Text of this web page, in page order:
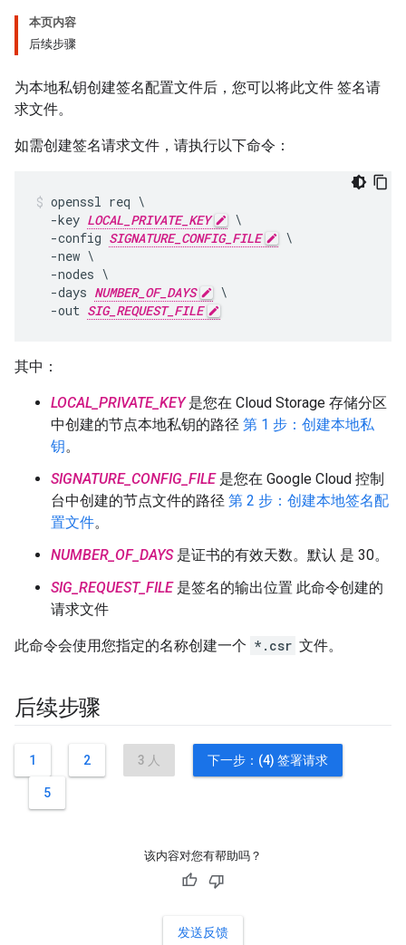
本页内容
后续步骤
为本地私钥创建签名配置文件后，您可以将此文件 签名请
求文件。
如需创建签名请求文件，请执行以下命令：
openssl req \
  -key
LOCAL_PRIVATE_KEY
\
  -config
SIGNATURE_CONFIG_FILE
\
  -new \
  -nodes \
  -days
NUMBER_OF_DAYS
\
  -out
SIG_REQUEST_FILE
其中：
LOCAL_PRIVATE_KEY是您在 Cloud Storage 存储分区
中创建的节点本地私钥的路径 第 1 步：创建本地私
钥。
SIGNATURE_CONFIG_FILE是您在 Google Cloud 控制
台中创建的节点文件的路径 第 2 步：创建本地签名配
置文件。
NUMBER_OF_DAYS是证书的有效天数。默认 是 30。
SIG_REQUEST_FILE是签名的输出位置 此命令创建的
请求文件
此命令会使用您指定的名称创建一个 *.csr 文件。
后续步骤
1 2 3 人 下一步：(4) 签署请求
5
该内容对您有帮助吗？
发送反馈